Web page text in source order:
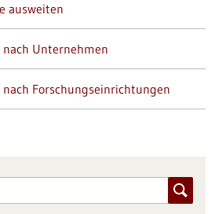
ausweiten
Unternehmen
Forschungseinrichtungen